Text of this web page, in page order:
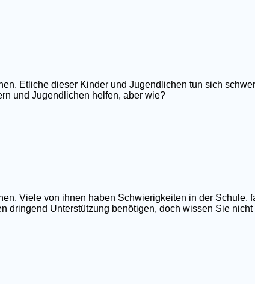
Etliche dieser Kinder und Jugendlichen tun sich
und Jugendlichen helfen, aber wie?
Viele von ihnen haben Schwierigkeiten in der Schule,
dringend Unterstützung benötigen, doch wissen Sie